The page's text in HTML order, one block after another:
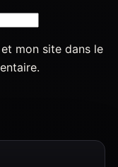
mon site dans le